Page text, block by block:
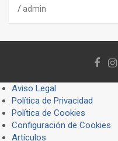
admin
Aviso Legal
Política de Privacidad
Política de Cookies
Configuración de Cookies
Artículos